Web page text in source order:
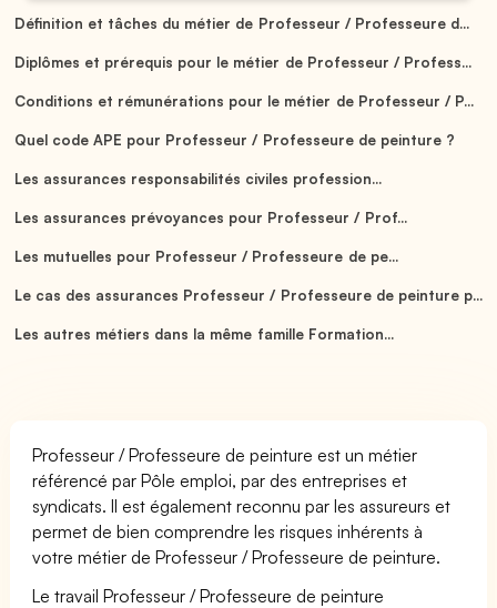
Définition et tâches du métier de Professeur / Professeure d...
Diplômes et prérequis pour le métier de Professeur / Profess...
Conditions et rémunérations pour le métier de Professeur / P...
Quel code APE pour Professeur / Professeure de peinture ?
Les assurances responsabilités civiles profession...
Les assurances prévoyances pour Professeur / Prof...
Les mutuelles pour Professeur / Professeure de pe...
Le cas des assurances Professeur / Professeure de peinture p...
Les autres métiers dans la même famille Formation...
Professeur / Professeure de peinture est un métier
référencé par Pôle emploi, par des entreprises et
syndicats. Il est également reconnu par les assureurs et
permet de bien comprendre les risques inhérents à
votre métier de Professeur / Professeure de peinture.
Le travail Professeur / Professeure de peinture